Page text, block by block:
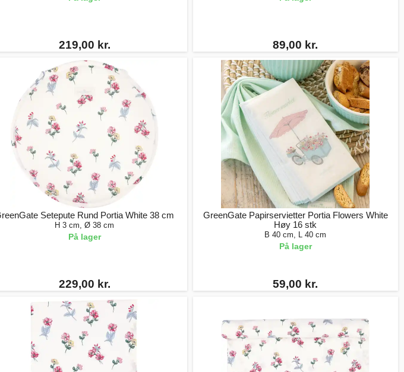
219,00 kr. 89,00 kr.
Setepute Rund Portia White 38 cm
H 3 cm, Ø 38 cm
På lager
229,00 kr.
GreenGate Papirservietter Portia Flowers White
Høy 16 stk
B 40 cm, L 40 cm
På lager
59,00 kr.